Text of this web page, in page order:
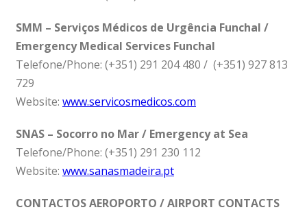
SMM – Serviços Médicos de Urgência Funchal /
Emergency Medical Services Funchal
Telefone/Phone: (+351) 291 204 480 / (+351) 927 813
729
Website: www.servicosmedicos.com
SNAS – Socorro no Mar / Emergency at Sea
Telefone/Phone: (+351) 291 230 112
Website: www.sanasmadeira.pt
CONTACTOS AEROPORTO / AIRPORT CONTACTS